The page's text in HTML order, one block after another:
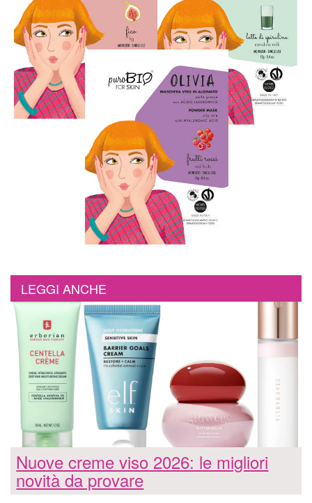
LEGGI ANCHE
Nuove creme viso 2026: le migliori
novità da provare